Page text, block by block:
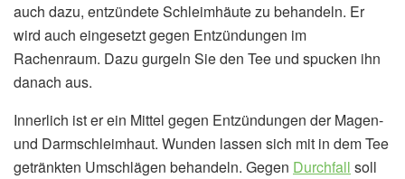
auch dazu, entzündete Schleimhäute zu behandeln. Er
wird auch eingesetzt gegen Entzündungen im
Rachenraum. Dazu gurgeln Sie den Tee und spucken ihn
danach aus.
Innerlich ist er ein Mittel gegen Entzündungen der Magen-
und Darmschleimhaut. Wunden lassen sich mit in dem Tee
getränkten Umschlägen behandeln. Gegen Durchfall soll